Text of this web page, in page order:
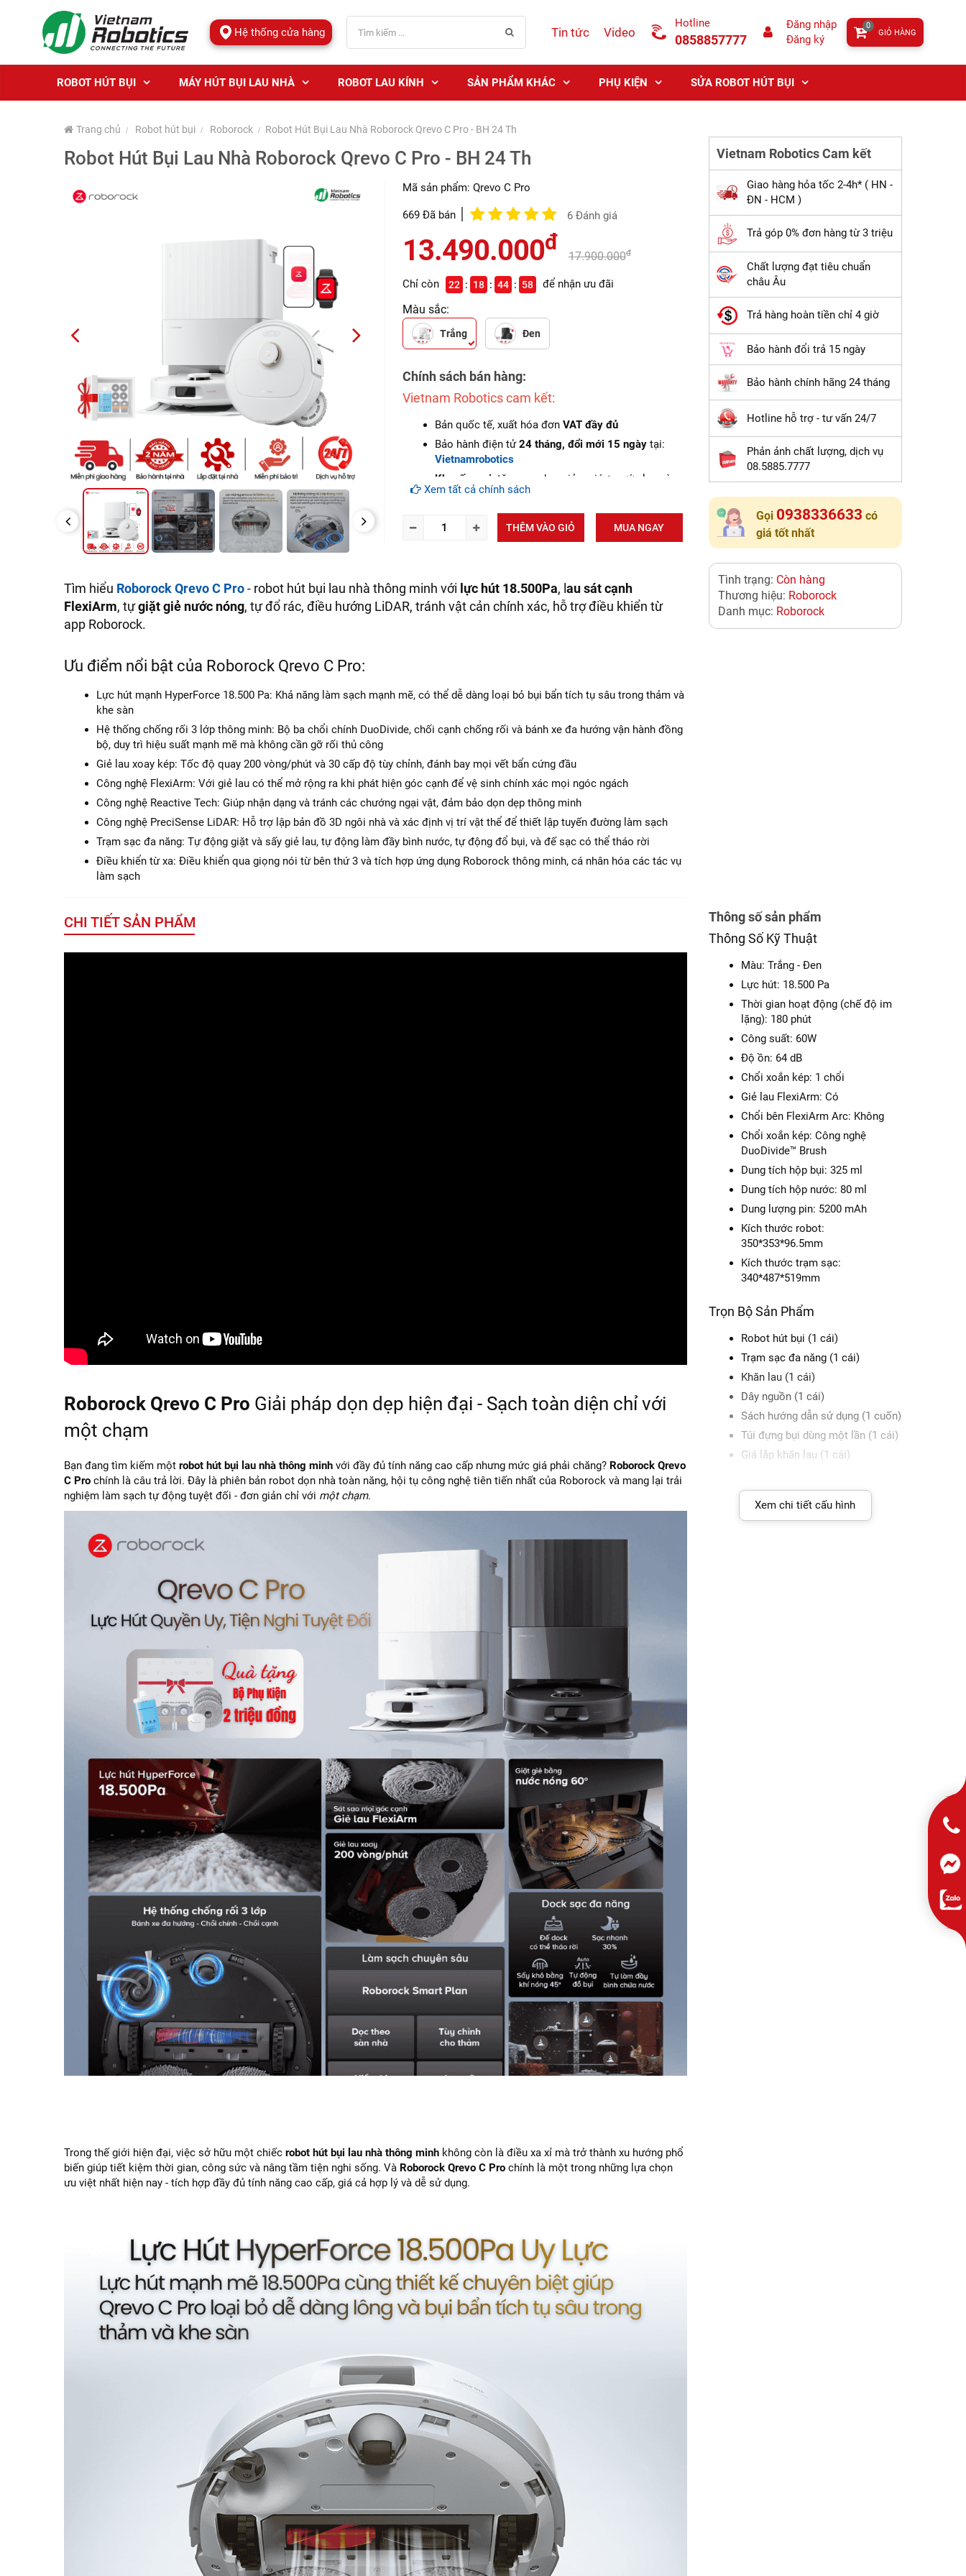
Hệ thống cửa hàng Tin tức Video
Hotline
0858857777
Đăng nhập
Đăng ký
GIỎ HÀNG
0
ROBOT HÚT BỤI MÁY HÚT BỤI LAU NHÀ ROBOT LAU KÍNH SẢN PHẨM KHÁC PHỤ KIỆN SỬA ROBOT HÚT BỤI
Trang chủ Robot hút bụi Roborock Robot Hút Bụi Lau Nhà Roborock Qrevo C Pro - BH 24 Th
Robot Hút Bụi Lau Nhà Roborock Qrevo C Pro - BH 24 Th
PREVIOUS NEXT
PREVIOUS NEXT
Mã sản phẩm: Qrevo C Pro
669 Đã bán 6 Đánh giá
13.490.000đ
17.900.000đ
Chỉ còn 22 18 44 57 để nhận ưu đãi
Màu sắc:
Trắng Đen
Chính sách bán hàng:
Vietnam Robotics cam kết:
Bản quốc tế, xuất hóa đơn VAT đầy đủ
Bảo hành điện tử24 tháng, đổi mới 15 ngàytại:
Vietnamrobotics
Khuyến mại : tặng voucher giảm giá + nước lau sàn
chính hãng
Cam kết hàngmới 100%
Lắp đặt, HDSD tại nhàkhu vực: Hà Nội, Đà Nẵng và
đảm bảo dịch vụ bảo hành tại nhà, bảo trì định kỳ
miễn phí, cung cấp đầy đủ linh kiện - phụ tùng thay
thế chính hàng(genuine part)giảm giá 30% khi
phí
Xem tất cả chính sách
THÊM VÀO GIỎ MUA NGAY
Tìm hiểu Roborock Qrevo C Pro- robot hút bụi lau nhà thông minh với lực hút 18.500Pa, lau sát cạnh
FlexiArm, tựgiặt giẻ nước nóng, tự đổ rác, điều hướng LiDAR, tránh vật cản chính xác, hỗ trợ điều khiển từ
app Roborock.
Ưu điểm nổi bật của Roborock Qrevo C Pro:
Lực hút mạnh HyperForce 18.500 Pa: Khả năng làm sạch mạnh mẽ, có thể dễ dàng loại bỏ bụi bẩn tích tụ sâu trong thảm và
khe sàn
Hệ thống chống rối 3 lớp thông minh: Bộ ba chổi chính DuoDivide, chối cạnh chống rối và bánh xe đa hướng vận hành đồng
bộ, duy trì hiệu suất mạnh mẽ mà không cần gỡ rối thủ công
Giẻ lau xoay kép: Tốc độ quay 200 vòng/phút và 30 cấp độ tùy chỉnh, đánh bay mọi vết bẩn cứng đầu
Công nghệ FlexiArm: Với giẻ lau có thể mở rộng ra khi phát hiện góc cạnh để vệ sinh chính xác mọi ngóc ngách
Công nghệ Reactive Tech: Giúp nhận dạng và tránh các chướng ngại vật, đảm bảo dọn dẹp thông minh
Công nghệ PreciSense LiDAR: Hỗ trợ lập bản đồ 3D ngôi nhà và xác định vị trí vật thể để thiết lập tuyến đường làm sạch
Trạm sạc đa năng: Tự động giặt và sấy giẻ lau, tự động làm đầy bình nước, tự động đổ bụi, và đế sạc có thể tháo rời
Điều khiển từ xa: Điều khiển qua giọng nói từ bên thứ 3 và tích hợp ứng dụng Roborock thông minh, cá nhân hóa các tác vụ
làm sạch
Vietnam Robotics Cam kết
Giao hàng hỏa tốc 2-4h* ( HN -
ĐN - HCM )
Trả góp 0% đơn hàng từ 3 triệu
Chất lượng đạt tiêu chuẩn
châu Âu
Trả hàng hoàn tiền chỉ 4 giờ
Bảo hành đổi trả 15 ngày
Bảo hành chính hãng 24 tháng
Hotline hỗ trợ - tư vấn 24/7
Phản ảnh chất lượng, dịch vụ
08.5885.7777
Gọi 0938336633 có
giá tốt nhất
Tình trạng: Còn hàng
Thương hiệu: Roborock
Danh mục: Roborock
CHI TIẾT SẢN PHẨM
Roborock Qrevo C Pro Giải pháp dọn dẹp hiện đại - Sạch toàn diện chỉ với
một chạm
Bạn đang tìm kiếm mộtrobot hút bụi lau nhà thông minh với đầy đủ tính năng cao cấp nhưng mức giá phải chăng? Roborock Qrevo
C Pro chính là câu trả lời. Đây là phiên bản robot dọn nhà toàn năng, hội tụ công nghệ tiên tiến nhất của Roborock và mang lại trải
nghiệm làm sạch tự động tuyệt đối - đơn giản chỉ với một chạm.
Trong thế giới hiện đại, việc sở hữu một chiếcrobot hút bụi lau nhà thông minh không còn là điều xa xỉ mà trở thành xu hướng phổ
biến giúp tiết kiệm thời gian, công sức và nâng tầm tiện nghi sống. Và Roborock Qrevo C Pro chính là một trong những lựa chọn
ưu việt nhất hiện nay - tích hợp đầy đủ tính năng cao cấp, giá cả hợp lý và dễ sử dụng.
Thông số sản phẩm
Thông Số Kỹ Thuật
Màu: Trắng - Đen
Lực hút: 18.500 Pa
Thời gian hoạt động (chế độ im
lặng): 180 phút
Công suất: 60W
Độ ồn: 64 dB
Chổi xoắn kép: 1 chổi
Giẻ lau FlexiArm: Có
Chổi bên FlexiArm Arc: Không
Chổi xoắn kép: Công nghệ
DuoDivide™ Brush
Dung tích hộp bụi: 325 ml
Dung tích hộp nước: 80 ml
Dung lượng pin: 5200 mAh
Kích thước robot:
350*353*96.5mm
Kích thước trạm sạc:
340*487*519mm
Trọn Bộ Sản Phẩm
Robot hút bụi (1 cái)
Trạm sạc đa năng (1 cái)
Khăn lau (1 cái)
Dây nguồn (1 cái)
Sách hướng dẫn sử dụng (1 cuốn)
Túi đựng bụi dùng một lần (1 cái)
Giá lắp khăn lau (1 cái)
Xem chi tiết cấu hình